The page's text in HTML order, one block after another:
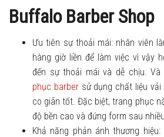
Buffalo Barber Shop
Ưu tiên sự thoải mái: nhân viên
hàng giờ liền để làm việc vì vậy
đến sự thoải mái và dễ chịu. Và
phục barber sử dụng chất liệu
co giãn tốt. Đặc biệt, trang phục
độ bền cao và đứng form sau
Khả năng phản ánh thương